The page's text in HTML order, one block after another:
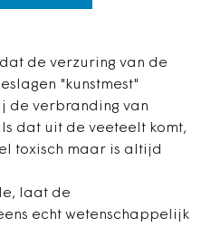
de verzuring van de
"kunstmest"
de verbranding van
dat uit de veeteelt komt,
toxisch maar is altijd
laat de
echt wetenschappelijk